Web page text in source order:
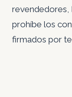
revendedores,
prohíbe los
firmados por